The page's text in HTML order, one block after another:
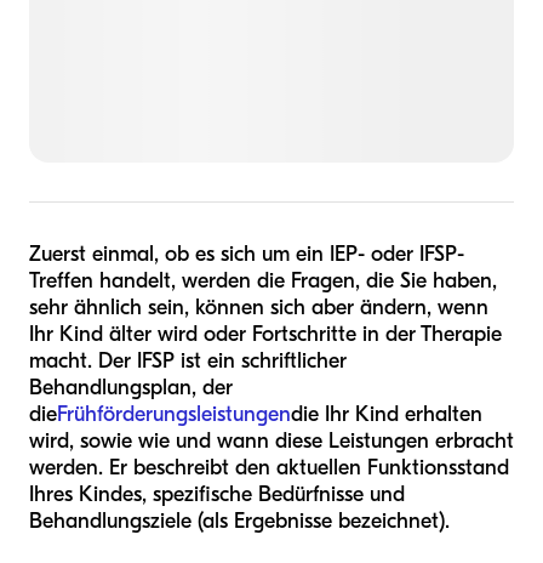
Zuerst einmal, ob es sich um ein IEP- oder IFSP-
Treffen handelt, werden die Fragen, die Sie haben,
sehr ähnlich sein, können sich aber ändern, wenn
Ihr Kind älter wird oder Fortschritte in der Therapie
macht. Der IFSP ist ein schriftlicher
Behandlungsplan, der
dieFrühförderungsleistungendie Ihr Kind erhalten
wird, sowie wie und wann diese Leistungen erbracht
werden. Er beschreibt den aktuellen Funktionsstand
Ihres Kindes, spezifische Bedürfnisse und
Behandlungsziele (als Ergebnisse bezeichnet).